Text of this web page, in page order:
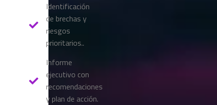
Identificación
de brechas y
riesgos
prioritarios..
Informe
ejecutivo con
recomendaciones
y plan de acción.